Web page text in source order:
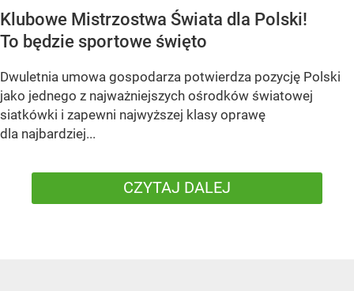
Klubowe Mistrzostwa Świata dla Polski!
To będzie sportowe święto
Dwuletnia umowa gospodarza potwierdza pozycję Polski
jako jednego z najważniejszych ośrodków światowej
siatkówki i zapewni najwyższej klasy oprawę
dla najbardziej...
CZYTAJ DALEJ